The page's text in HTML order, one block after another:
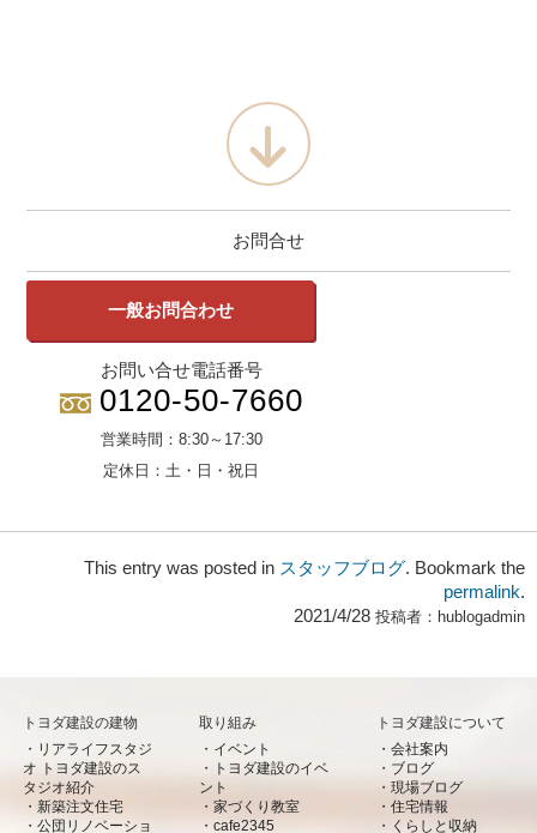
お問合せ
一般お問合わせ
お問い合せ電話番号
0120-50-7660
営業時間： 8:30～17:30
定休日： 土・日・祝日
This entry was posted in スタッフブログ. Bookmark the
permalink.
2021/4/28 投稿者： hublogadmin
トヨダ建設の建物
リアライフスタジ
オ トヨダ建設のス
タジオ紹介
新築注文住宅
公団リノベーショ
取り組み
イベント
トヨダ建設のイベ
ント
家づくり教室
cafe2345
トヨダ建設について
会社案内
ブログ
現場ブログ
住宅情報
くらしと収納